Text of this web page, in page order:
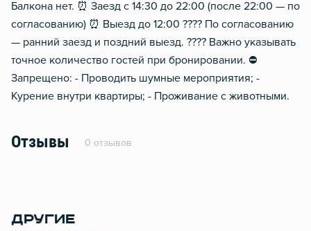
Балкона нет. ⏰ Заезд с 14:30 до 22:00 (после 22:00 — по
согласованию) ⏰ Выезд до 12:00 ???? По согласованию
— ранний заезд и поздний выезд. ???? Важно указывать
точное количество гостей при бронировании. ⛔
Запрещено: - Проводить шумные мероприятия; -
Курение внутри квартиры; - Проживание с животными.
Отзывы 0 отзывов
ДРУГИЕ